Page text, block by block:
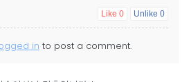
Like 0 Unlike 0
in to post a comment.